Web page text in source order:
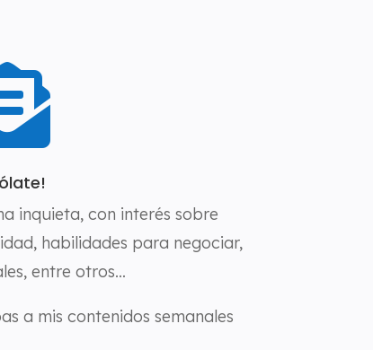
inquieta, con interés sobre
habilidades para negociar,
entre otros…
a mis contenidos semanales